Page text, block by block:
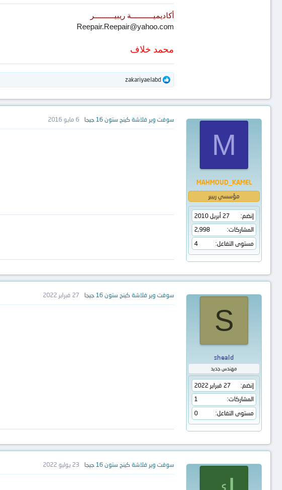
1.8 MB · المشاهدات: 415
1.5 MB · المشاهدات: 377
أكاديميـــــــــــة ريبيــــــــــر
Reepair.Reepair@yahoo.com
محمد خلاف
ا
ل
ع
zakariyaelabd
M
MAHMOUD_KAMEL
مؤسسي ريبير
إنضم
27 أبريل 2010
المشاركات
2,998
مستوى التفاعل
4
سوفت وير فلاشة كينج ستون 16 جيجا 6 مايو 2016
S
sheald
مهندس جديد
إنضم
27 فبراير 2022
المشاركات
1
مستوى التفاعل
0
سوفت وير فلاشة كينج ستون 16 جيجا 27 فبراير 2022
سوفت وير فلاشة كينج ستون 16 جيجا 23 يوليو 2022